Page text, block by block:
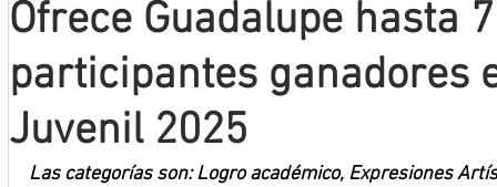
Mineros LNBP
Ofrece Guadalupe hasta
participantes ganadores
Juvenil 2025
Las categorías son: Logro académico, Expresiones